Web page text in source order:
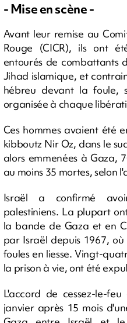
- Mise en scène -
Avant leur remise au
Rouge (CICR), ils ont
entourés de combattants
Jihad islamique, et
hébreu devant la foule,
organisée à chaque
Ces hommes avaient été
kibboutz Nir Oz, dans le
alors emmenées à Gaza,
au moins 35 mortes, selon
Israël a confirmé
palestiniens. La plupart
la bande de Gaza et en
par Israël depuis 1967,
foules en liesse. Vingt-
la prison à vie, ont été
L'accord de cessez-le-
janvier après 15 mois